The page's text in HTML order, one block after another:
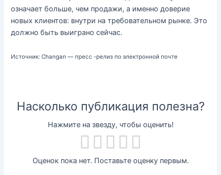
означает больше, чем продажи, а именно доверие
новых клиентов: внутри на требовательном рынке. Это
должно быть выиграно сейчас.
Источник: Changan — пресс -релиз по электронной почте
Насколько публикация полезна?
Нажмите на звезду, чтобы оценить!
Оценок пока нет. Поставьте оценку первым.